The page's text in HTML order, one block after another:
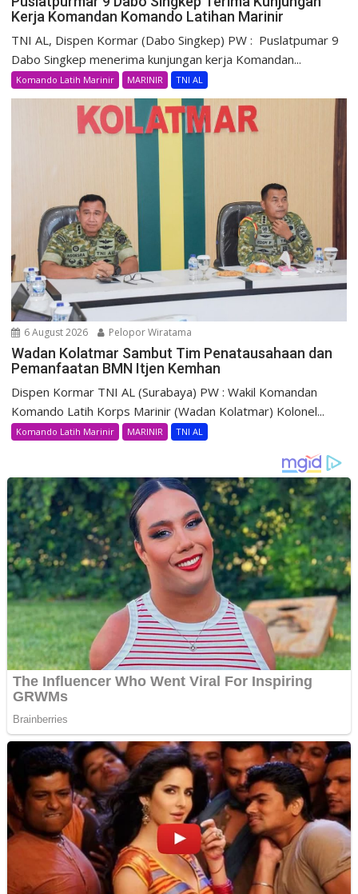
Kerja Komandan Komando Latihan Marinir
TNI AL, Dispen Kormar (Dabo Singkep) PW : Puslatpumar 9
Dabo Singkep menerima kunjungan kerja Komandan...
Komando Latih Marinir MARINIR TNI AL
6 August 2026 Pelopor Wiratama
Wadan Kolatmar Sambut Tim Penatausahaan dan
Pemanfaatan BMN Itjen Kemhan
Dispen Kormar TNI AL (Surabaya) PW : Wakil Komandan
Komando Latih Korps Marinir (Wadan Kolatmar) Kolonel...
Komando Latih Marinir MARINIR TNI AL